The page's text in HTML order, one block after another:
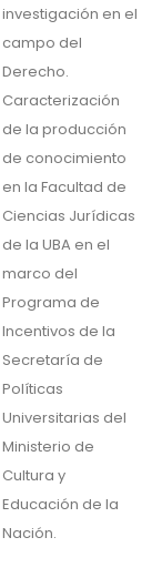
investigación en el
campo del
Derecho.
Caracterización
de la producción
de conocimiento
en la Facultad de
Ciencias Jurídicas
de la UBA en el
marco del
Programa de
Incentivos de la
Secretaría de
Políticas
Universitarias del
Ministerio de
Cultura y
Educación de la
Nación.